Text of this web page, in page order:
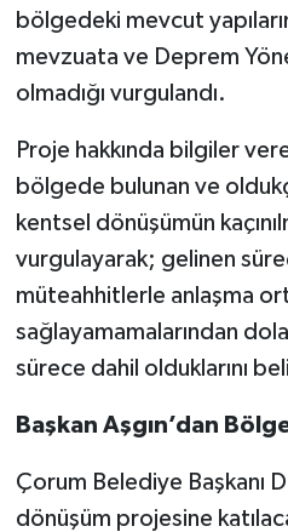
bölgedeki mevcut
mevzuata ve Deprem
olmadığı vurgulandı.
Proje hakkında bilgiler
bölgede bulunan ve
kentsel dönüşümün
vurgulayarak; gelinen
müteahhitlerle anlaşma
sağlayamamalarından
sürece dahil olduklarını
Başkan Aşgın’dan
Çorum Belediye Başkanı
dönüşüm projesine